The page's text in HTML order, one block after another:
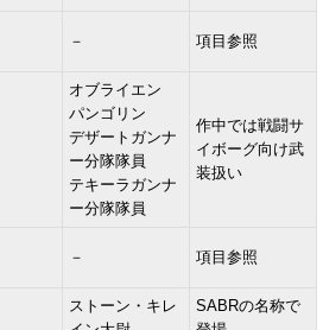
－ 項目参照
オブライエン
パンゴリン
デザートガンナ
ー分隊隊員
テキーラガンナ
ー分隊隊員
作中では戦闘サ
イボーグ向け武
装扱い
－ 項目参照
ストーン・キレ
SABRの名称で